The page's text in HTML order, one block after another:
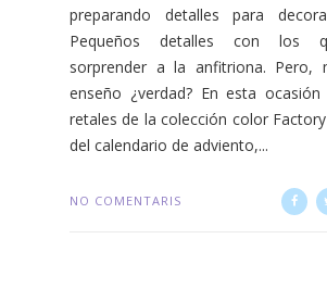
preparando detalles para
Pequeños detalles con los
sorprender a la anfitriona. Pero,
enseño ¿verdad? En esta
retales de la colección color
del calendario de adviento,...
NO COMENTARIS